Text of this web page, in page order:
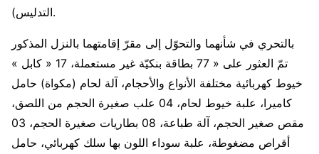
التدليس).
بالتحري في شأنهما والتحوّل إلى مقرّ إقامتهما بالنزل المذكور
تمّ العثور على « 77 بطاقة بنكيّة غير مستعملة، 17 « كابل »
خيوط كهربائية مختلفة الأنواع والأحجام، آلة لحام (مكواة) حامل
كاميرا، علبة خيوط لحام، 04 علب صغيرة الحجم من اللصق،
مقص صغير الحجم، آلة طباعة، 08 بطاريات صغيرة الحجم، 03
أقراص مضغوطة، علبة سوداء اللون بها سلك كهربائي، حامل